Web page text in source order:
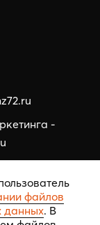
-
отдел -
файлов
данных. В